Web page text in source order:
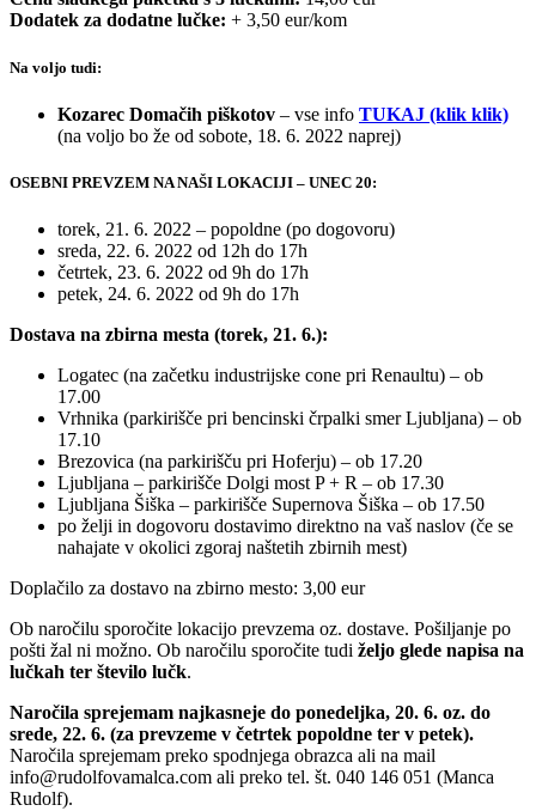
Dodatek za dodatne lučke: + 3,50 eur/kom
Na voljo tudi:
Kozarec Domačih piškotov – vse info TUKAJ (klik klik)
(na voljo bo že od sobote, 18. 6. 2022 naprej)
OSEBNI PREVZEM NA NAŠI LOKACIJI – UNEC 20:
torek, 21. 6. 2022 – popoldne (po dogovoru)
sreda, 22. 6. 2022 od 12h do 17h
četrtek, 23. 6. 2022 od 9h do 17h
petek, 24. 6. 2022 od 9h do 17h
Dostava na zbirna mesta (torek, 21. 6.):
Logatec (na začetku industrijske cone pri Renaultu) – ob
17.00
Vrhnika (parkirišče pri bencinski črpalki smer Ljubljana) – ob
17.10
Brezovica (na parkirišču pri Hoferju) – ob 17.20
Ljubljana – parkirišče Dolgi most P + R – ob 17.30
Ljubljana Šiška – parkirišče Supernova Šiška – ob 17.50
po želji in dogovoru dostavimo direktno na vaš naslov (če se
nahajate v okolici zgoraj naštetih zbirnih mest)
Doplačilo za dostavo na zbirno mesto: 3,00 eur
Ob naročilu sporočite lokacijo prevzema oz. dostave. Pošiljanje po
pošti žal ni možno. Ob naročilu sporočite tudi željo glede napisa na
lučkah ter število lučk.
Naročila sprejemam najkasneje do ponedeljka, 20. 6. oz. do
srede, 22. 6. (za prevzeme v četrtek popoldne ter v petek).
Naročila sprejemam preko spodnjega obrazca ali na mail
info@rudolfovamalca.com ali preko tel. št. 040 146 051 (Manca
Rudolf).